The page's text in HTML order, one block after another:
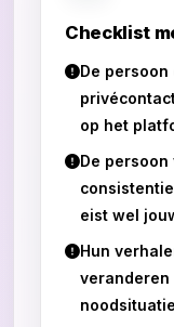
Checklist
De
op het
De
eist wel
Hun
veranderen